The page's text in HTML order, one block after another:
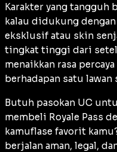
Karakter yang tangguh
kalau didukung
eksklusif atau skin
tingkat tinggi dari
menaikkan rasa
berhadapan satu lawan
Butuh pasokan UC
membeli Royale Pass
kamuflase favorit
berjalan aman, legal,